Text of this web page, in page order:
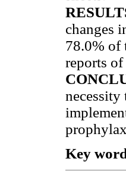
changes
78.0% of
reports
Key